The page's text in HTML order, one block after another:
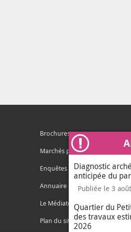
Diagnostic
anticipée du
Publiée le 3
Quartier du
des travaux
2026
Brochures
Marchés publics
Enquêtes publiques
Annuaire des services
Le Médiateur de l'Agglo
Plan du site